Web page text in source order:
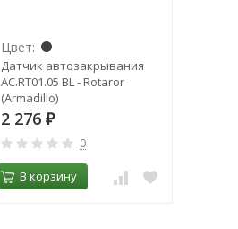
Цвет:
Датчик автозакрывания
AC.RT01.05 BL - Rotaror
(Armadillo)
2 276 ₽
0
В корзину